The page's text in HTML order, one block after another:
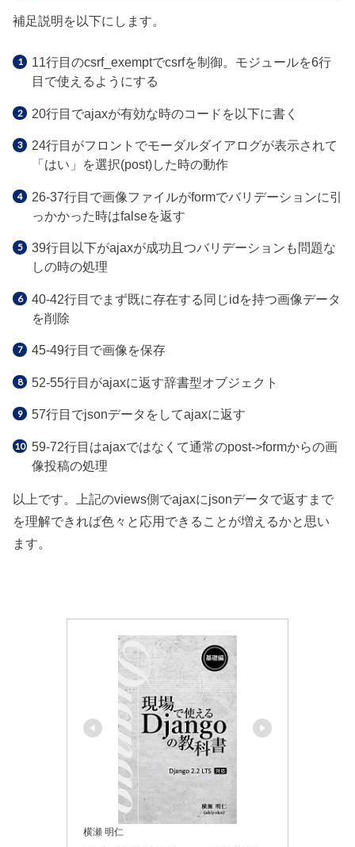
補足説明を以下にします。
11行目のcsrf_exemptでcsrfを制御。モジュールを6行
目で使えるようにする
20行目でajaxが有効な時のコードを以下に書く
24行目がフロントでモーダルダイアログが表示されて
「はい」を選択(post)した時の動作
26-37行目で画像ファイルがformでバリデーションに引
っかかった時はfalseを返す
39行目以下がajaxが成功且つバリデーションも問題な
しの時の処理
40-42行目でまず既に存在する同じidを持つ画像データ
を削除
45-49行目で画像を保存
52-55行目がajaxに返す辞書型オブジェクト
57行目でjsonデータをしてajaxに返す
59-72行目はajaxではなくて通常のpost->formからの画
像投稿の処理
以上です。上記のviews側でajaxにjsonデータで返すまで
を理解できれば色々と応用できることが増えるかと思い
ます。
横瀬 明仁